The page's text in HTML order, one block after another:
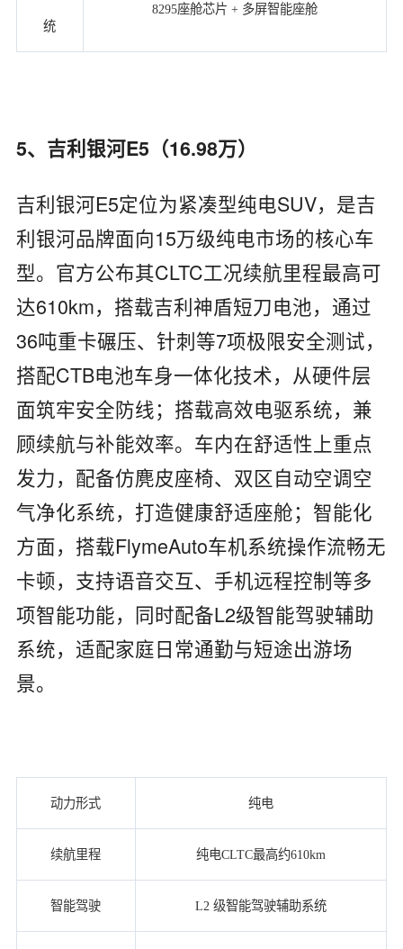
统
8295座舱芯片 + 多屏智能座舱
5、吉利银河E5（16.98万）
吉利银河E5定位为紧凑型纯电SUV，是吉
利银河品牌面向15万级纯电市场的核心车
型。官方公布其CLTC工况续航里程最高可
达610km，搭载吉利神盾短刀电池，通过
36吨重卡碾压、针刺等7项极限安全测试，
搭配CTB电池车身一体化技术，从硬件层
面筑牢安全防线；搭载高效电驱系统，兼
顾续航与补能效率。车内在舒适性上重点
发力，配备仿麂皮座椅、双区自动空调空
气净化系统，打造健康舒适座舱；智能化
方面，搭载FlymeAuto车机系统操作流畅无
卡顿，支持语音交互、手机远程控制等多
项智能功能，同时配备L2级智能驾驶辅助
系统，适配家庭日常通勤与短途出游场
景。
动力形式 纯电
续航里程 纯电CLTC最高约610km
智能驾驶 L2 级智能驾驶辅助系统